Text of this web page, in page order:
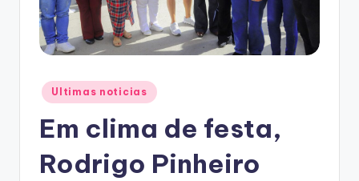
Posted
in
Ultimas noticias
Em clima de festa,
Rodrigo Pinheiro